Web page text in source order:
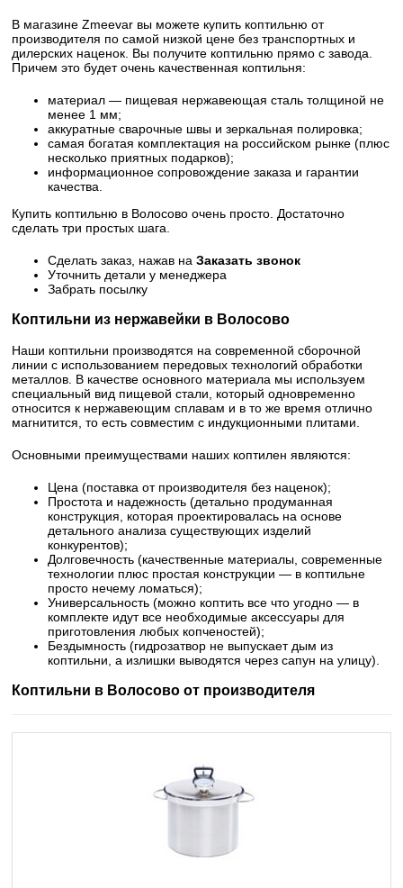
В магазине Zmeevar вы можете купить коптильню от
производителя по самой низкой цене без транспортных и
дилерских наценок. Вы получите коптильню прямо с завода.
Причем это будет очень качественная коптильня:
материал — пищевая нержавеющая сталь толщиной не
менее 1 мм;
аккуратные сварочные швы и зеркальная полировка;
самая богатая комплектация на российском рынке (плюс
несколько приятных подарков);
информационное сопровождение заказа и гарантии
качества.
Купить коптильню в Волосово очень просто. Достаточно
сделать три простых шага.
Сделать заказ, нажав наЗаказать звонок
Уточнить детали у менеджера
Забрать посылку
Коптильни из нержавейки в Волосово
Наши коптильни производятся на современной сборочной
линии с использованием передовых технологий обработки
металлов. В качестве основного материала мы используем
специальный вид пищевой стали, который одновременно
относится к нержавеющим сплавам и в то же время отлично
магнитится, то есть совместим с индукционными плитами.
Основными преимуществами наших коптилен являются:
Цена (поставка от производителя без наценок);
Простота и надежность (детально продуманная
конструкция, которая проектировалась на основе
детального анализа существующих изделий
конкурентов);
Долговечность (качественные материалы, современные
технологии плюс простая конструкции — в коптильне
просто нечему ломаться);
Универсальность (можно коптить все что угодно — в
комплекте идут все необходимые аксессуары для
приготовления любых копченостей);
Бездымность (гидрозатвор не выпускает дым из
коптильни, а излишки выводятся через сапун на улицу).
Коптильни в Волосово от производителя